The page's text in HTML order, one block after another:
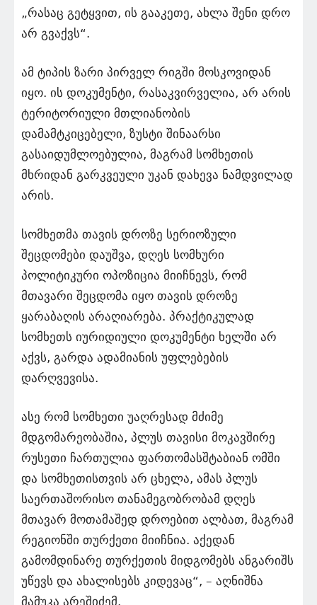
„რასაც გეტყვით, ის გააკეთე, ახლა შენი დრო
არ გვაქვს“.
ამ ტიპის ზარი პირველ რიგში მოსკოვიდან
იყო. ის დოკუმენტი, რასაკვირველია, არ არის
ტერიტორიული მთლიანობის
დამამტკიცებელი, ზუსტი შინაარსი
გასაიდუმლოებულია, მაგრამ სომხეთის
მხრიდან გარკვეული უკან დახევა ნამდვილად
არის.
სომხეთმა თავის დროზე სერიოზული
შეცდომები დაუშვა, დღეს სომხური
პოლიტიკური ოპოზიცია მიიჩნევს, რომ
მთავარი შეცდომა იყო თავის დროზე
ყარაბაღის არაღიარება. პრაქტიკულად
სომხეთს იურიდიული დოკუმენტი ხელში არ
აქვს, გარდა ადამიანის უფლებების
დარღვევისა.
ასე რომ სომხეთი უაღრესად მძიმე
მდგომარეობაშია, პლუს თავისი მოკავშირე
რუსეთი ჩართულია ფართომასშტაბიან ომში
და სომხეთისთვის არ ცხელა, ამას პლუს
საერთაშორისო თანამეგობრობამ დღეს
მთავარ მოთამაშედ დროებით ალბათ, მაგრამ
რეგიონში თურქეთი მიიჩნია. აქედან
გამომდინარე თურქეთის მიდგომებს ანგარიშს
უწევს და ახალისებს კიდევაც“, – აღნიშნა
მამუკა არეშიძემ.